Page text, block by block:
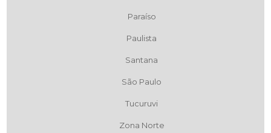
Paraíso
Paulista
Santana
São Paulo
Tucuruvi
Zona Norte